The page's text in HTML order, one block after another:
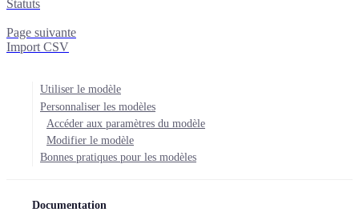
Statuts
Page suivante
Import CSV
Utiliser le modèle
Personnaliser les modèles
Accéder aux paramètres du modèle
Modifier le modèle
Bonnes pratiques pour les modèles
Documentation